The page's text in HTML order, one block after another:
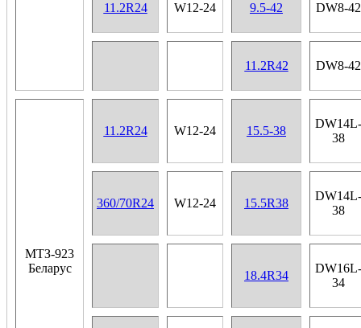
11.2R24 W12-24 9.5-42 DW8-42
11.2R42 DW8-42
МТЗ-923
Беларус
11.2R24 W12-24 15.5-38
DW14L-
38
360/70R24 W12-24 15.5R38
DW14L-
38
18.4R34
DW16L-
34